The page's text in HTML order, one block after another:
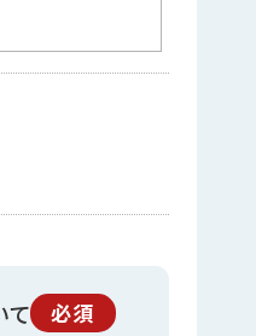
て 必須